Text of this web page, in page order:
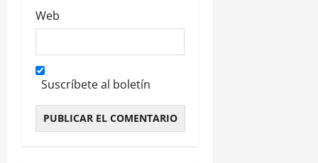
Web
Suscríbete al boletín